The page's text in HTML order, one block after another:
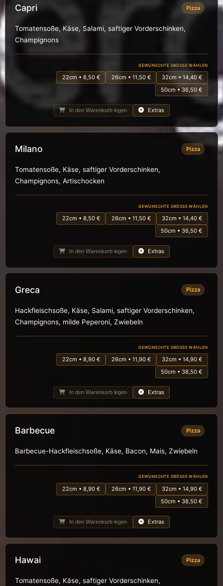
Capri Pizza
Tomatensoße, Käse, Salami, saftiger Vorderschinken,
Champignons
GEWÜNSCHTE GRÖSSE WÄHLEN
22cm • 8,50 € 26cm • 11,50 €
32cm • 14,40 €
50cm • 36,50 €
In den Warenkorb legen Extras
Milano Pizza
Tomatensoße, Käse, saftiger Vorderschinken,
Champignons, Artischocken
GEWÜNSCHTE GRÖSSE WÄHLEN
22cm • 8,50 € 26cm • 11,50 €
32cm • 14,40 €
50cm • 36,50 €
In den Warenkorb legen Extras
Greca Pizza
Hackfleischsoße, Käse, Salami, saftiger Vorderschinken,
Champignons, milde Peperoni, Zwiebeln
GEWÜNSCHTE GRÖSSE WÄHLEN
22cm • 8,90 € 26cm • 11,90 €
32cm • 14,90 €
50cm • 38,50 €
In den Warenkorb legen Extras
Barbecue Pizza
Barbecue-Hackfleischsoße, Käse, Bacon, Mais, Zwiebeln
GEWÜNSCHTE GRÖSSE WÄHLEN
22cm • 8,90 € 26cm • 11,90 €
32cm • 14,90 €
50cm • 38,50 €
In den Warenkorb legen Extras
Hawai Pizza
Tomatensoße, Käse, saftiger Vorderschinken,